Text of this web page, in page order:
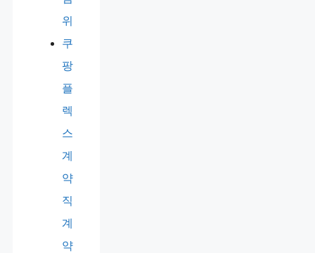
위
쿠
팡
플
렉
스
계
약
직
계
약